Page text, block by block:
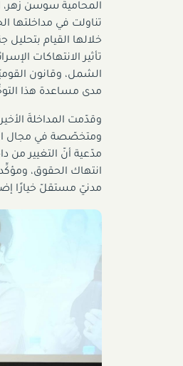
المحاميةُ سوسن زهر،
تناولت في مداخلتها
خلالها القيام
تأثير الانتهاكات
الشمل، وقانون
مدى مساعدة هذا
وقدّمت المداخلةَ
ومتخصّصة في مجال
مدّعية أنّ التغيير من
انتهاك الحقوق،
مدنيّ مستقلّ خيارًا